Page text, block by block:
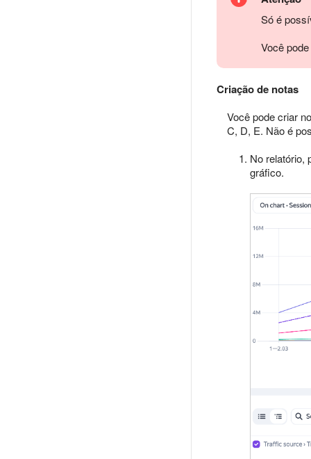
Só é
Você
Criação de notas
Você pode criar
C, D, E. Não é
No relatório,
gráfico.